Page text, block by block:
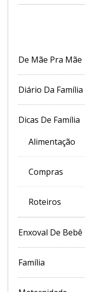
De Mãe Pra Mãe
Diário Da Família
Dicas De Família
Alimentação
Compras
Roteiros
Enxoval De Bebê
Família